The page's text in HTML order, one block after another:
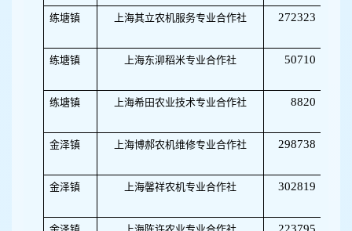
练塘镇 上海其立农机服务专业合作社 272323
练塘镇 上海东泖稻米专业合作社 50710
练塘镇 上海希田农业技术专业合作社 8820
金泽镇 上海博郝农机维修专业合作社 298738
金泽镇 上海馨祥农机专业合作社 302819